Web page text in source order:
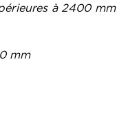
à 2400 mm
mm